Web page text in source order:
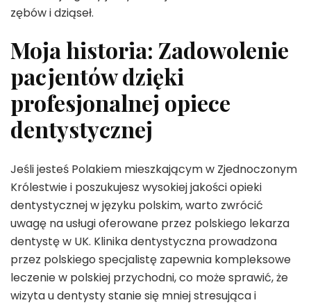
zębów i dziąseł.
Moja historia: Zadowolenie
pacjentów dzięki
profesjonalnej opiece
dentystycznej
Jeśli jesteś Polakiem mieszkającym w Zjednoczonym
Królestwie i poszukujesz wysokiej jakości opieki
dentystycznej w języku polskim, warto zwrócić
uwagę na usługi oferowane przez polskiego lekarza
dentystę w UK. Klinika dentystyczna prowadzona
przez polskiego specjalistę zapewnia kompleksowe
leczenie w polskiej przychodni, co może sprawić, że
wizyta u dentysty stanie się mniej stresująca i